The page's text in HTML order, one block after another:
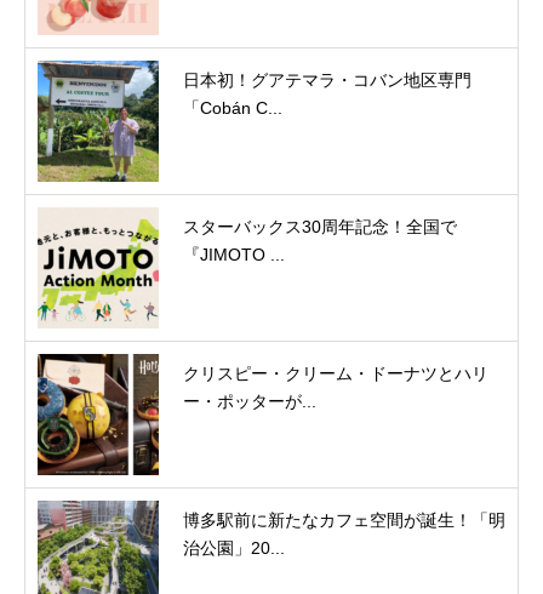
日本初！グアテマラ・コバン地区専門
「Cobán C...
スターバックス30周年記念！全国で
『JIMOTO ...
クリスピー・クリーム・ドーナツとハリ
ー・ポッターが...
博多駅前に新たなカフェ空間が誕生！「明
治公園」20...